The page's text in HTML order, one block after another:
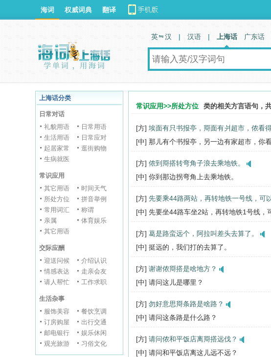
海词 权威词典 翻译
英 汉 | 汉语 | 上海话 广东话
上海话分类
日常对话
礼貌用语
日常用语
生活用语
日常应对
起居家常
逛街购物
生病就医
常识应用
其它用语
时间天气
所处方位
拼音举例
常用词汇
称谓
亲属
体育娱乐
其它用语
交际应酬
迎送问候
介绍认识
情感表达
走亲会友
请人帮忙
工作求职
生活杂事
服饰美容
餐饮烹调
订房购屋
出行交通
邮电银行
娱乐休闲
观光旅游
习俗文化
常识应用>>所处方位 类的相关方言语句，
[方] 埃面有只书报亭，搿面有爿超市，侬看
[中] 那儿有个书报亭，另一边有家超市，你
[方] 侬到搿搭转弯角子浪去乘地铁。
[中] 你到那边拐弯角上去乘地铁。
[方] 先要乘44路两站，再转地铁一号线，可
[中] 先要坐44路车坐2站，再转地铁1号线，
[方] 葛是路蛮远个，阿拉叫差头去算了。
[中] 挺远的，我们打的去算了。
[方] 谢谢侬搿搭是啥地方？
[中] 请问这儿是哪里？
[方] 勿好意思搿条路是啥路？
[中] 请问这条路是什么路？
[方] 请问侬和平饭店离搿搭远伐？
[中] 请问和平饭店离这儿远不远？